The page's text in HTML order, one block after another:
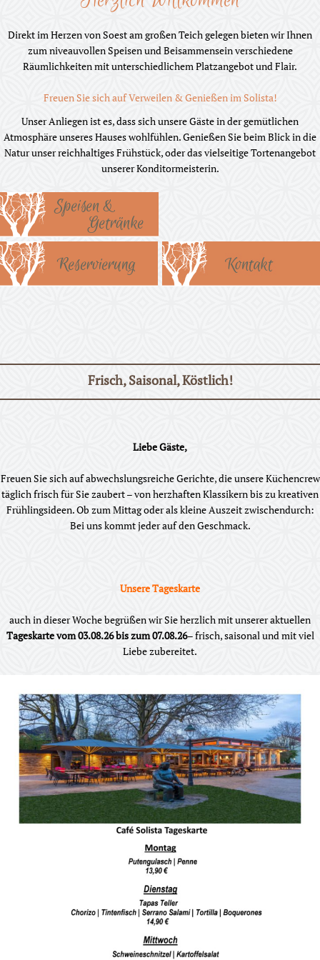
t
C
a
f
E
i
s
Direkt im Herzen von Soest am großen Teich gelegen bieten wir Ihnen
zum niveauvollen Speisen und Beisammensein verschiedene
Räumlichkeiten mit unterschiedlichem Platzangebot und Flair.
Freuen Sie sich auf Verweilen & Genießen im Solista!
Unser Anliegen ist es, dass sich unsere Gäste in der gemütlichen
Atmosphäre unseres Hauses wohlfühlen. Genießen Sie beim Blick in die
Natur unser reichhaltiges Frühstück, oder das vielseitige Tortenangebot
unserer Konditormeisterin.
Frisch, Saisonal, Köstlich!
Liebe Gäste,
Freuen Sie sich auf abwechslungsreiche Gerichte, die unsere Küchencrew
täglich frisch für Sie zaubert – von herzhaften Klassikern bis zu kreativen
Frühlingsideen. Ob zum Mittag oder als kleine Auszeit zwischendurch:
Bei uns kommt jeder auf den Geschmack.
Unsere Tageskarte
auch in dieser Woche begrüßen wir Sie herzlich mit unserer aktuellen
Tageskarte vom 03.08.26 bis zum 07.08.26– frisch, saisonal und mit viel
Liebe zubereitet.